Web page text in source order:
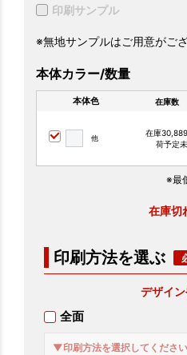
印刷サンプル
※無地サンプルはご用意がござ
本体カラー/数量
本体色 在庫数
他
在庫
荷予定未
※最
在庫切
印刷方法を選ぶ
デザイ
全面
▼印刷方法を選択してください